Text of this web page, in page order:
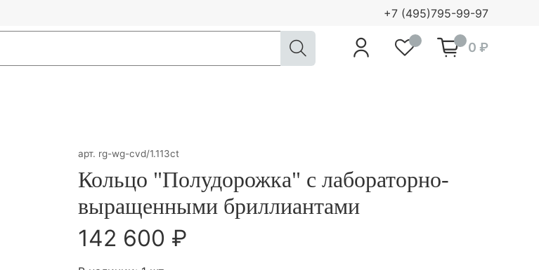
+7 (495)795-99-97
0 ₽
арт. rg-wg-cvd/1.113ct
Кольцо "Полудорожка" с лабораторно-
выращенными бриллиантами
142 600 ₽